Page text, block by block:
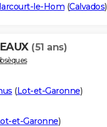
le-Hom (Calvados)
(51 ans)
(Lot-et-Garonne)
et-Garonne)